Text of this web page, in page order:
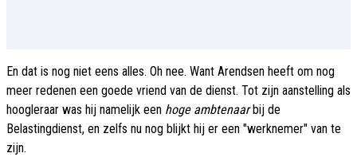
En dat is nog niet eens alles. Oh nee. Want Arendsen heeft om nog
meer redenen een goede vriend van de dienst. Tot zijn aanstelling als
hoogleraar was hij namelijk een hoge ambtenaarbij de
Belastingdienst, en zelfs nu nog blijkt hij er een "werknemer" van te
zijn.